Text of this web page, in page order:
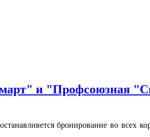
и "Профсоюзная
бронирование во